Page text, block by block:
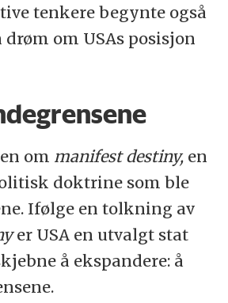
tenkere begynte også
om USAs posisjon
om manifest destiny, en
doktrine som ble
Ifølge en tolkning av
er USA en utvalgt stat
å ekspandere: å